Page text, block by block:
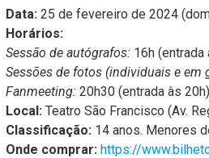
Data: 25 de fevereiro de 2024
Horários:
Sessão de autógrafos: 16h (entrada
Sessões de fotos (individuais e em
Fanmeeting: 20h30 (entrada às 20h)
Local: Teatro São Francisco (Av.
Classificação: 14 anos. Menores
Onde comprar: https://